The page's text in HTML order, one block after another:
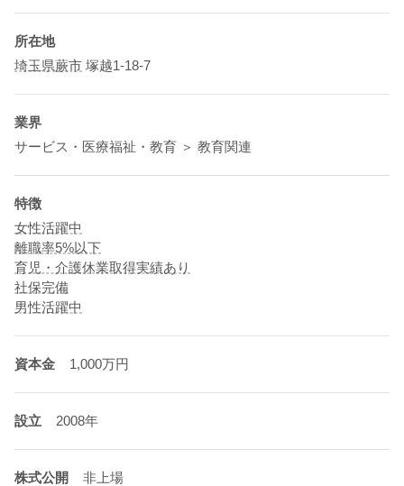
所在地
埼玉県蕨市 塚越1-18-7
業界
サービス・医療福祉・教育 ＞ 教育関連
特徴
女性活躍中
離職率5%以下
育児・介護休業取得実績あり
社保完備
男性活躍中
資本金 1,000万円
設立 2008年
株式公開 非上場